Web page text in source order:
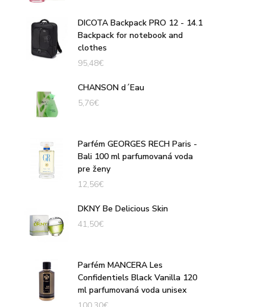
DICOTA Backpack PRO 12 - 14.1
Backpack for notebook and
clothes
95,48€
CHANSON d´Eau
5,76€
Parfém GEORGES RECH Paris -
Bali 100 ml parfumovaná voda
pre ženy
12,56€
DKNY Be Delicious Skin
41,50€
Parfém MANCERA Les
Confidentiels Black Vanilla 120
ml parfumovaná voda unisex